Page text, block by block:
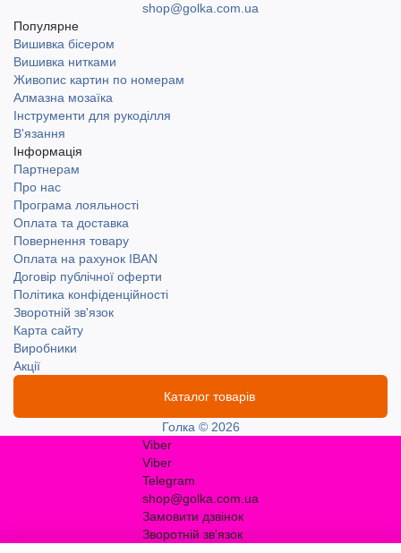
shop@golka.com.ua
Популярне
Вишивка бісером
Вишивка нитками
Живопис картин по номерам
Алмазна мозаїка
Інструменти для рукоділля
В'язання
Інформація
Партнерам
Про нас
Програма лояльності
Оплата та доставка
Повернення товару
Оплата на рахунок IBAN
Договір публічної оферти
Політика конфіденційності
Зворотній зв'язок
Карта сайту
Виробники
Акції
Каталог товарів
Голка © 2026
Viber
Viber
Telegram
shop@golka.com.ua
Замовити дзвінок
Зворотній зв'язок